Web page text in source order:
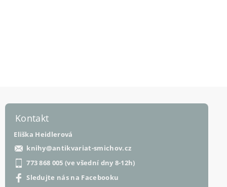
Kontakt
Eliška Heidlerová
knihy@antikvariat-smichov.cz
773 868 005 (ve všední dny 8-12h)
Sledujte nás na Facebooku